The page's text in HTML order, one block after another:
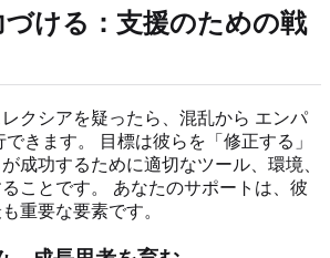
ける：支援のための戦
クシアを疑ったら、混乱から エンパ
きます。 目標は彼らを「修正する」
成功するために適切なツール、環境、
ことです。 あなたのサポートは、彼
重要な要素です。